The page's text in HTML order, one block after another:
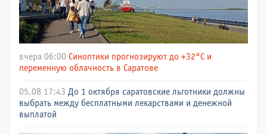
вчера 06:00 Синоптики прогнозируют до +32°C и
переменную облачность в Саратове
05.08 17:43 До 1 октября саратовские льготники должны
выбрать между бесплатными лекарствами и денежной
выплатой